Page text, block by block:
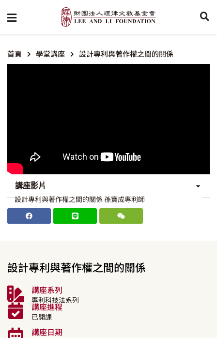
首頁 學堂講座 設計專利與著作權之間的關係
講座影片
設計專利與著作權之間的關係 孫寶成專利師
設計專利與著作權之間的關係
講座系列
專利科技法系列
講座進程
已開課
講座日期